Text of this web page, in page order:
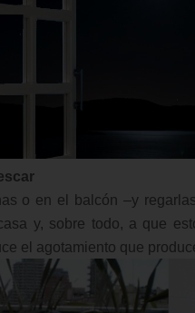
o en el balcón –y
y, sobre todo, a que
el agotamiento que